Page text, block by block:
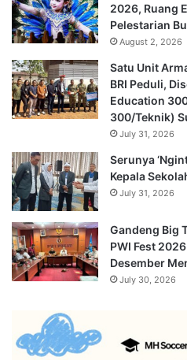
2026, Ruang
Pelestarian
August 2, 2026
Satu Unit
BRI Peduli,
Education
300/Teknik)
July 31, 2026
Serunya
Kepala
July 31, 2026
Gandeng Big
PWI Fest
Desember
July 30, 2026